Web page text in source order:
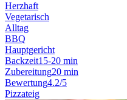
Herzhaft
Vegetarisch
Alltag
BBQ
Hauptgericht
Backzeit15-20 min
Zubereitung20 min
Bewertung4.2/5
Pizzateig